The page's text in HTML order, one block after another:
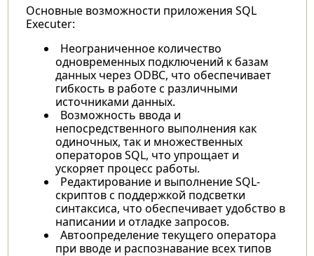
Основные возможности приложения SQL
Executer:
Неограниченное количество
одновременных подключений к базам
данных через ODBC, что обеспечивает
гибкость в работе с различными
источниками данных.
Возможность ввода и
непосредственного выполнения как
одиночных, так и множественных
операторов SQL, что упрощает и
ускоряет процесс работы.
Редактирование и выполнение SQL-
скриптов с поддержкой подсветки
синтаксиса, что обеспечивает удобство в
написании и отладке запросов.
Автоопределение текущего оператора
при вводе и распознавание всех типов